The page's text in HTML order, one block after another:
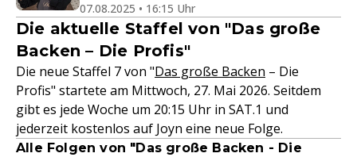
07.08.2025 • 16:15 Uhr
Die aktuelle Staffel von "Das große
Backen – Die Profis"
Die neue Staffel 7 von "Das große Backen – Die
Profis" startete am Mittwoch, 27. Mai 2026. Seitdem
gibt es jede Woche um 20:15 Uhr in SAT.1 und
jederzeit kostenlos auf Joyn eine neue Folge.
Alle Folgen von "Das große Backen - Die